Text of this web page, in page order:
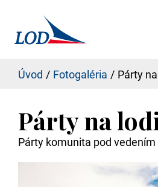
Úvod Fotogaléria Párty
Párty na
Párty komunita pod